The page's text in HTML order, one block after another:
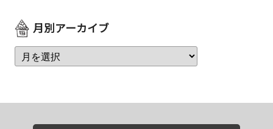
月別アーカイブ